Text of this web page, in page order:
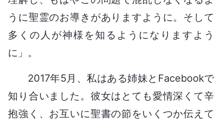
うに聖霊のお導きがありますように。そして
多くの人が神様を知るようになりますよう
に」。
2017年5月、私はある姉妹とFacebookで
知り合いました。彼女はとても愛情深くて辛
抱強く、お互いに聖書の節をいくつか伝えて